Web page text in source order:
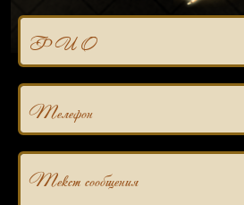
Ф И О
Телефон
Текст сообщения